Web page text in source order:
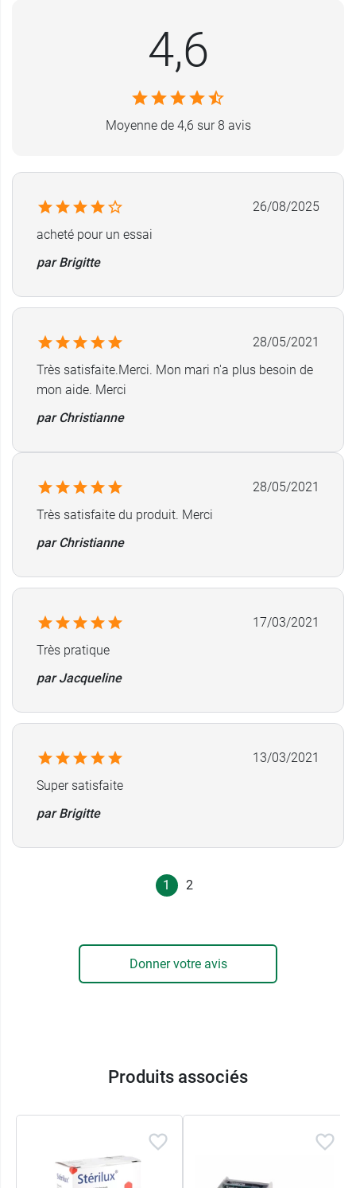
Diamètres compatibles : entre 8 mm et 15 mm.
Référence : SE02AID04.
Conditionnement :vendu à l’unité.
4,6
Moyenne de 4,6 sur 8 avis
26/08/2025
acheté pour un essai
par Brigitte
28/05/2021
Très satisfaite.Merci. Mon mari n'a plus besoin de
mon aide. Merci
par Christianne
28/05/2021
Très satisfaite du produit. Merci
par Christianne
17/03/2021
Très pratique
par Jacqueline
13/03/2021
Super satisfaite
par Brigitte
1 2
Donner votre avis
Produits associés